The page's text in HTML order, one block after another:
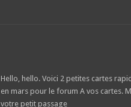
Hello, hello. Voici 2 petites cartes
en mars pour le forum A vos cartes.
votre petit passage